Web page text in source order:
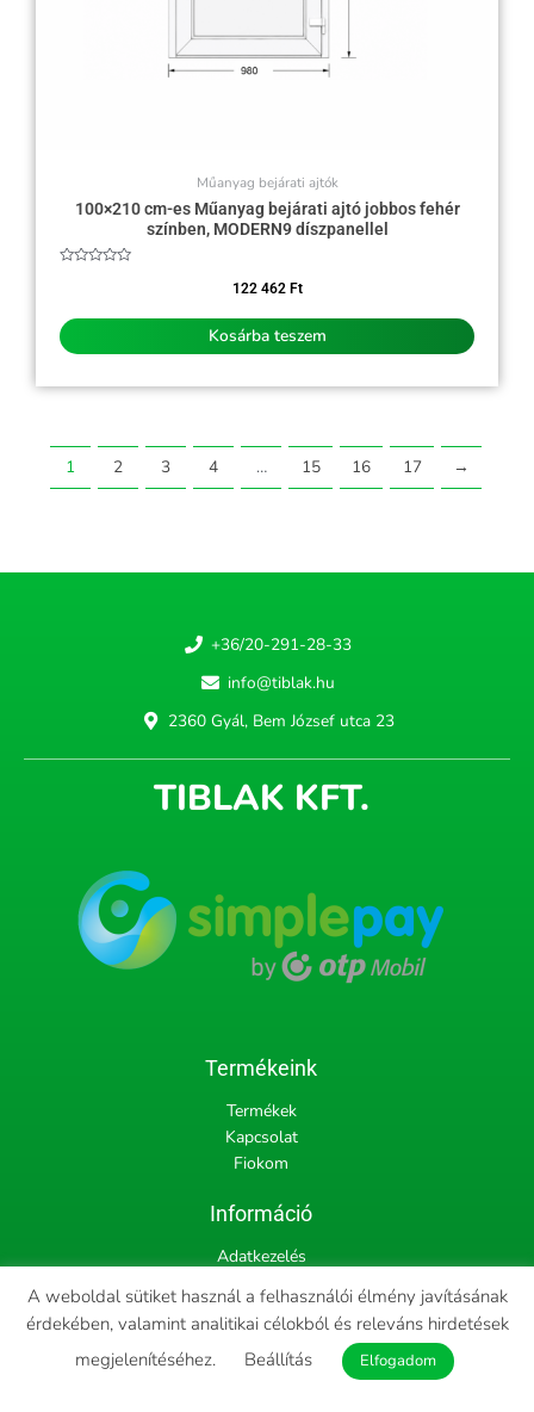
Műanyag bejárati ajtók
100×210 cm-es Műanyag bejárati ajtó jobbos fehér
színben, MODERN9 díszpanellel
122 462 Ft
Kosárba teszem
1 2 3 4 … 15 16 17 →
+36/20-291-28-33
info@tiblak.hu
2360 Gyál, Bem József utca 23
TIBLAK KFT.
Termékeink
Termékek
Kapcsolat
Fiokom
Információ
Adatkezelés
Fizetés
Á.SZ.F.
A weboldal sütiket használ a felhasználói élmény javításának
érdekében, valamint analitikai célokból és releváns hirdetések
megjelenítéséhez.
Beállítás Elfogadom